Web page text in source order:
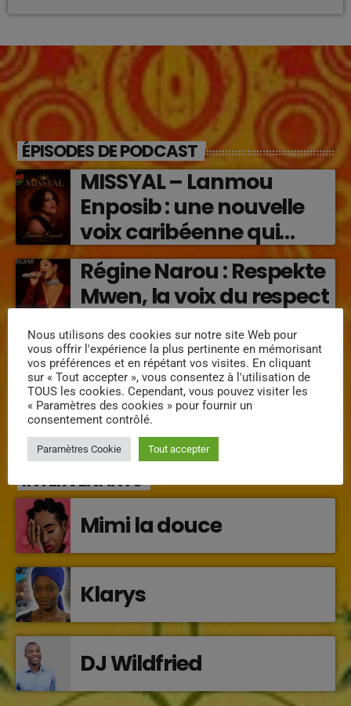
ÉPISODES DE PODCAST
MISSYAL – Lanmou
Enposib : une nouvelle
voix caribéenne qui
transforme les émotions
en musique (2026)
Régine Narou : Respekte
Mwen, la voix du respect
« Lanmou Nou » (2026) :
la rencontre vibrante
entre Victor O et
Jocelyne Béroard
INTERVENANTS
Mimi la douce
Klarys
DJ Wildfried
Nous utilisons des cookies sur notre site Web pour
vous offrir l'expérience la plus pertinente en mémorisant
vos préférences et en répétant vos visites. En cliquant
sur « Tout accepter », vous consentez à l'utilisation de
TOUS les cookies. Cependant, vous pouvez visiter les
« Paramètres des cookies » pour fournir un
consentement contrôlé.
Paramètres Cookie Tout accepter